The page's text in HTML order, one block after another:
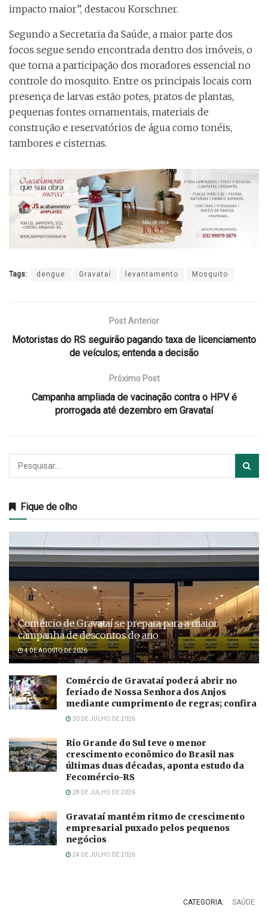
impacto maior”, destacou Korschner.
Segundo a Secretaria da Saúde, a maior parte dos
focos segue sendo encontrada dentro dos imóveis, o
que torna a participação dos moradores essencial no
controle do mosquito. Entre os principais locais com
presença de larvas estão potes, pratos de plantas,
pequenas fontes ornamentais, materiais de
construção e reservatórios de água como tonéis,
tambores e cisternas.
Tags: dengue Gravataí levantamento Mosquito
Post Anterior
Motoristas do RS seguirão pagando taxa de licenciamento
de veículos; entenda a decisão
Próximo Post
Campanha ampliada de vacinação contra o HPV é
prorrogada até dezembro em Gravataí
Fique de olho
Comércio de Gravataí se prepara para a maior
campanha de descontos do ano
4 DE AGOSTO DE 2026
Comércio de Gravataí poderá abrir no
feriado de Nossa Senhora dos Anjos
mediante cumprimento de regras; confira
30 DE JULHO DE 2026
Rio Grande do Sul teve o menor
crescimento econômico do Brasil nas
últimas duas décadas, aponta estudo da
Fecomércio-RS
28 DE JULHO DE 2026
Gravataí mantém ritmo de crescimento
empresarial puxado pelos pequenos
negócios
24 DE JULHO DE 2026
CATEGORIA: SAÚDE